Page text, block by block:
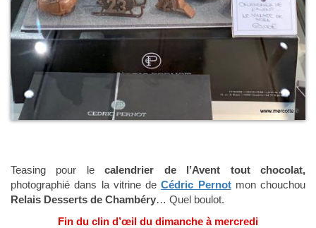
Teasing pour lecalendrier de l’Avent tout chocolat,
photographié dans la vitrine deCédric Pernotmon chouchou
Relais Desserts de Chambéry… Quel boulot.
Fin du clin d’œil du dimanche à mercredi